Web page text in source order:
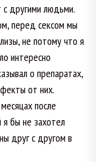
с другими людьми.
перед сексом мы
не потому что я
интересно
о препаратах,
от них.
после
я бы не захотел
друг с другом в